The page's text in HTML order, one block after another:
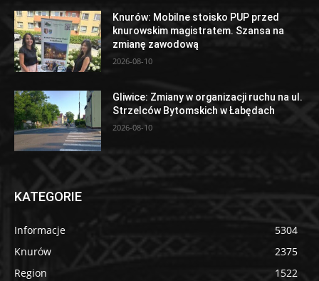
Knurów: Mobilne stoisko PUP przed
knurowskim magistratem. Szansa na
zmianę zawodową
2026-08-10
Gliwice: Zmiany w organizacji ruchu na ul.
Strzelców Bytomskich w Łabędach
2026-08-10
KATEGORIE
Informacje
5304
Knurów
2375
Region
1522